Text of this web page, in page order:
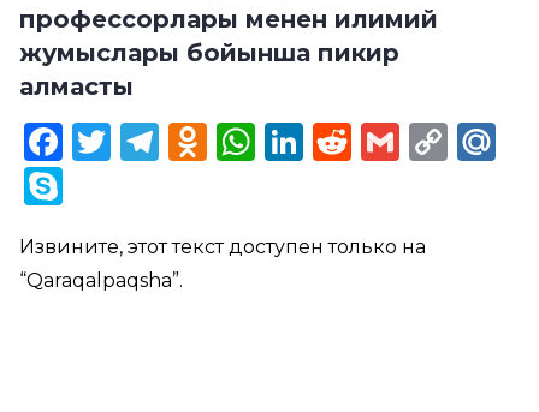
профессорлары менен илимий
жумыслары бойынша пикир
алмасты
Facebook
Twitter
Telegram
Odnoklassniki
WhatsApp
LinkedIn
Reddit
Gmail
Извините, этот текст доступен только на
“Qaraqalpaqsha”.